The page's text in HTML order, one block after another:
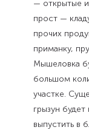
— открытые
прост —
прочих
приманку,
Мышеловка
большом
участке.
грызун
выпустить в